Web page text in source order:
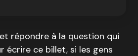
répondre à la question qui
écrire ce billet, si les gens